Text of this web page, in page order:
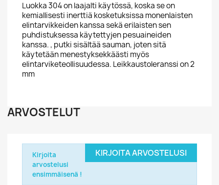
Luokka 304 on laajalti käytössä, koska se on
kemiallisesti inerttiä kosketuksissa monenlaisten
elintarvikkeiden kanssa sekä erilaisten sen
puhdistuksessa käytettyjen pesuaineiden
kanssa. , putki sisältää sauman, joten sitä
käytetään menestyksekkäästi myös
elintarviketeollisuudessa. Leikkaustoleranssi on 2
mm
ARVOSTELUT
KIRJOITA ARVOSTELUSI
Kirjoita
arvostelusi
ensimmäisenä !